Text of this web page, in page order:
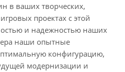
в ваших творческих,
проектах с этой
и надежностью наших
наши опытные
конфигурацию,
модернизации и